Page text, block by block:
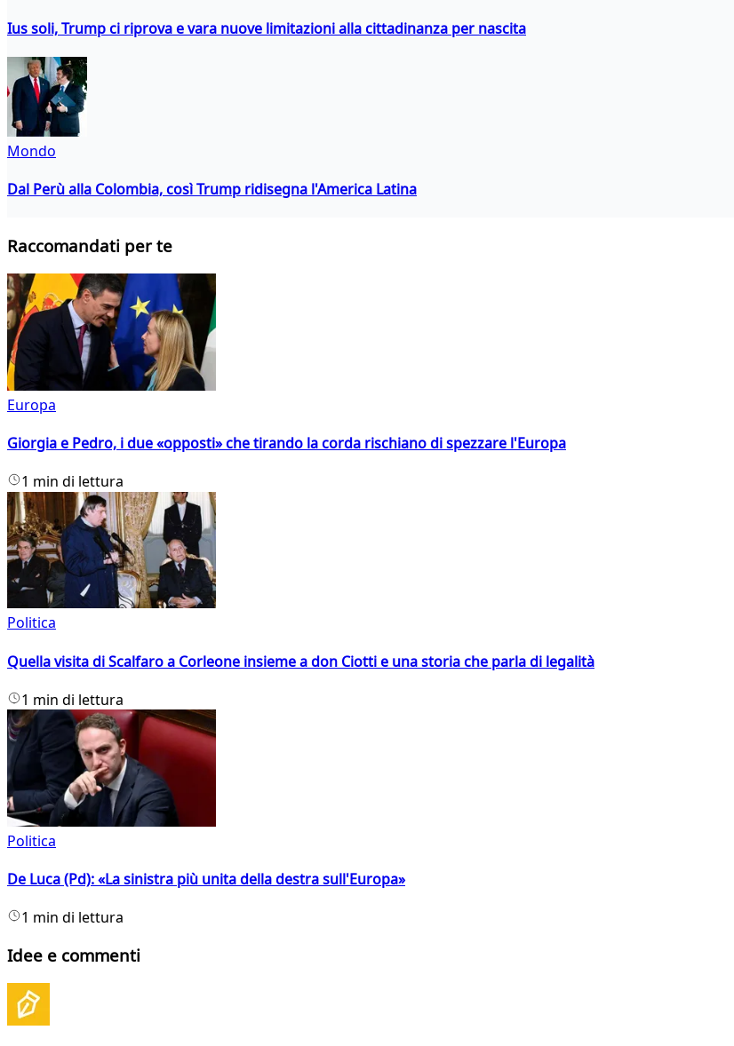
Ius soli, Trump ci riprova e vara nuove limitazioni alla cittadinanza per nascita
Mondo
Dal Perù alla Colombia, così Trump ridisegna l'America Latina
Raccomandati per te
Europa
Giorgia e Pedro, i due «opposti» che tirando la corda rischiano di spezzare l'Europa
1 min di lettura
Politica
Quella visita di Scalfaro a Corleone insieme a don Ciotti e una storia che parla di legalità
1 min di lettura
Politica
De Luca (Pd): «La sinistra più unita della destra sull'Europa»
1 min di lettura
Idee e commenti